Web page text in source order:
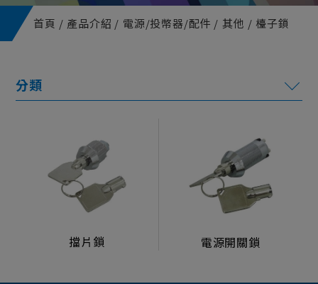
首頁 產品介紹 電源/投幣器/配件 其他 檯子鎖
特色顯示器
機台機構
生活型態顯示器
電源/投幣器/配件
擋片鎖 電源開關鎖